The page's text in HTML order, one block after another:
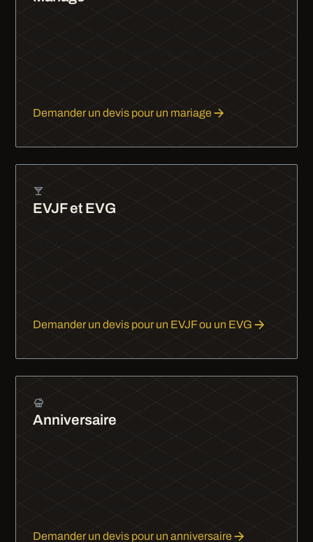
Repérage du parvis ou de la cour d’honneur, ordre
du cortège, temps d’attente entre la mairie et le
Demander un devis pour un mariage
EVJF et EVG
Le circuit est calé en amont avec la personne qui
organise : adresses, arrêts photo, ordre de
Demander un devis pour un EVJF ou un EVG
Anniversaire
Prise en charge devant chez vous, tour des
monuments éclairés, dépose à l’adresse de votre
Demander un devis pour un anniversaire